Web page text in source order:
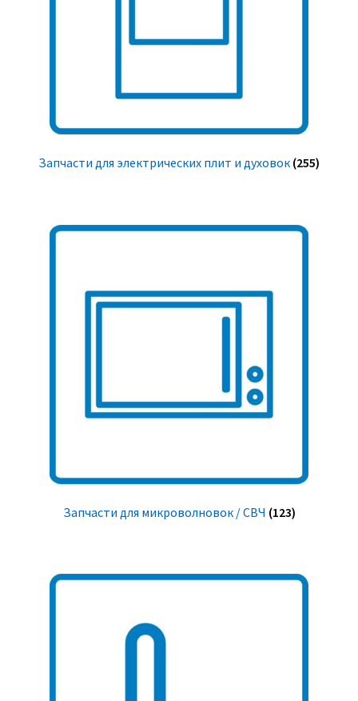
Запчасти для электрических плит и духовок (255)
Запчасти для микроволновок / СВЧ (123)